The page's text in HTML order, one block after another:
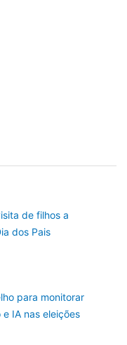
de filhos a
dos Pais
para monitorar
IA nas eleições